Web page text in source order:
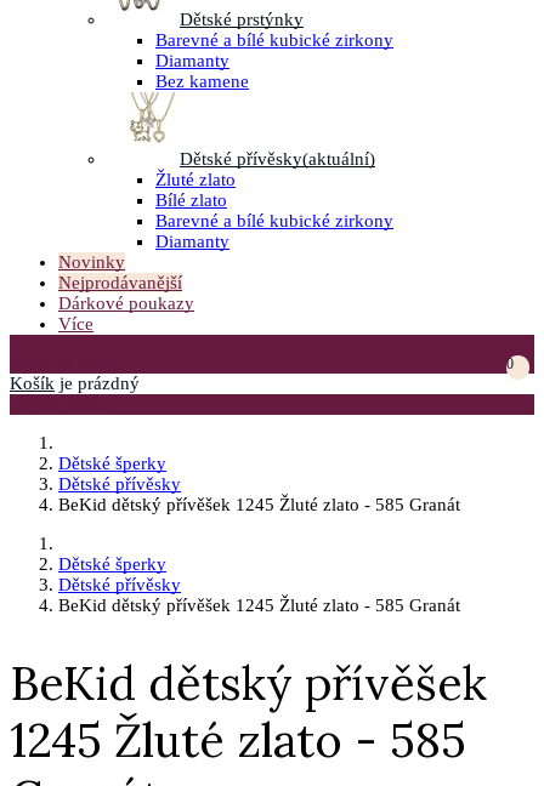
Dětské prstýnky
Barevné a bílé kubické zirkony
Diamanty
Bez kamene
Dětské přívěsky(aktuální)
Žluté zlato
Bílé zlato
Barevné a bílé kubické zirkony
Diamanty
Novinky
Nejprodávanější
Dárkové poukazy
Více
0
Košík je prázdný
Dětské šperky
Dětské přívěsky
BeKid dětský přívěšek 1245 Žluté zlato - 585 Granát
Dětské šperky
Dětské přívěsky
BeKid dětský přívěšek 1245 Žluté zlato - 585 Granát
BeKid dětský přívěšek
1245 Žluté zlato - 585